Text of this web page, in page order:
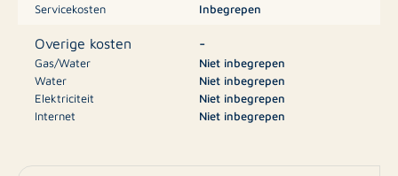
Servicekosten Inbegrepen
Overige kosten
Gas/Water
Water
Elektriciteit
Internet
-
Niet inbegrepen
Niet inbegrepen
Niet inbegrepen
Niet inbegrepen